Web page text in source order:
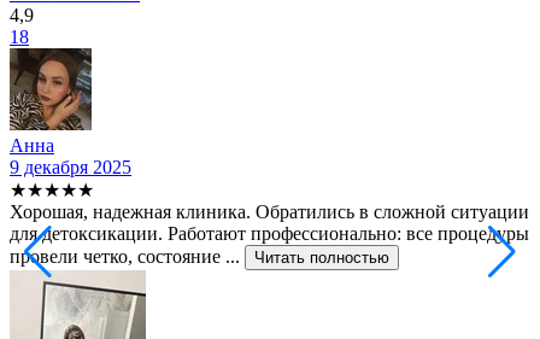
4,9
18
Анна
9 декабря 2025
★★★★★
Хорошая, надежная клиника. Обратились в сложной ситуации
для детоксикации. Работают профессионально: все процедуры
провели четко, состояние ...
Читать полностью